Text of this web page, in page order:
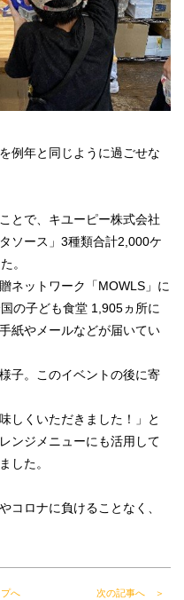
例年と同じように過ごせな
とで、キユーピー株式会社
ソース」3種類合計2,000ケ
。
ネットワーク「MOWLS」に
の子ども食堂 1,905ヵ所に
紙やメールなどが届いてい
子。このイベントの後に寄
しくいただきました！」と
ンジメニューにも活用して
した。
コロナに負けることなく、
へ 次の記事へ ＞